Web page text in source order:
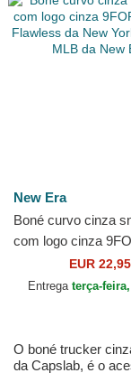
New Era
Boné curvo cinza
com logo cinza
Mesh Flawless da
Yankees MLB da
EUR 22,95
Entrega terça-
O boné trucker
da Capslab, é o